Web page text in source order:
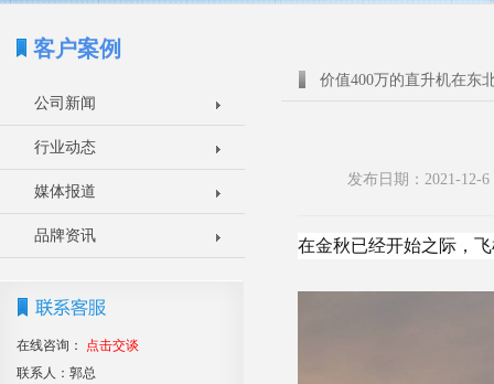
客户案例
公司新闻
行业动态
媒体报道
品牌资讯
在线咨询：
点击交谈
联系人：郭总
价值400万的直升机在东
发布日期：2021-12-
在金秋已经开始之际，